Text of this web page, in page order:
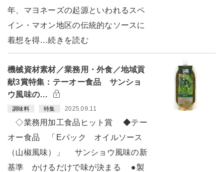
年、マヨネーズの起源といわれるスペ
イン・マオン地区の伝統的なソースに
着想を得…続きを読む
機械資材素材／業務用・外食／地域貢
献3賞特集：テーオー食品 サンショ
ウ風味の…
調味料 特集 2025.09.11
◇業務用加工食品ヒット賞 ◆テー
オー食品 「Eパック オイルソース
（山椒風味）」 サンショウ風味の新
基準 かけるだけで味が決まる ●製